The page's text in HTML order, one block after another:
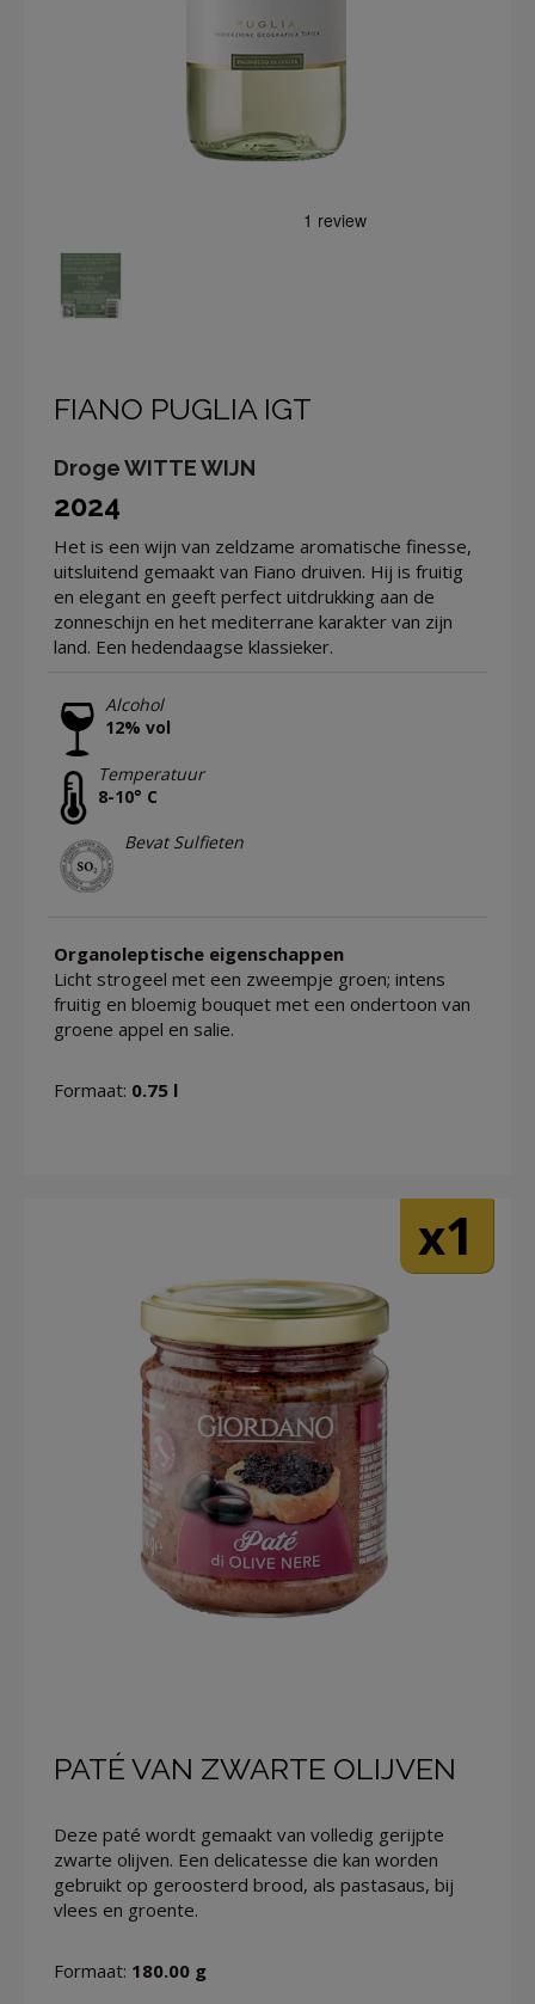
FIANO PUGLIA IGT
Droge WITTE WIJN
2024
Het is een wijn van zeldzame aromatische finesse,
uitsluitend gemaakt van Fiano druiven. Hij is fruitig
en elegant en geeft perfect uitdrukking aan de
zonneschijn en het mediterrane karakter van zijn
land. Een hedendaagse klassieker.
Alcohol
12% vol
Temperatuur
8-10° C
Bevat Sulfieten
Organoleptische eigenschappen
Licht strogeel met een zweempje groen; intens
fruitig en bloemig bouquet met een ondertoon van
groene appel en salie.
Formaat: 0.75 l
PATÉ VAN ZWARTE OLIJVEN
Deze paté wordt gemaakt van volledig gerijpte
zwarte olijven. Een delicatesse die kan worden
gebruikt op geroosterd brood, als pastasaus, bij
vlees en groente.
Formaat: 180.00 g
x1